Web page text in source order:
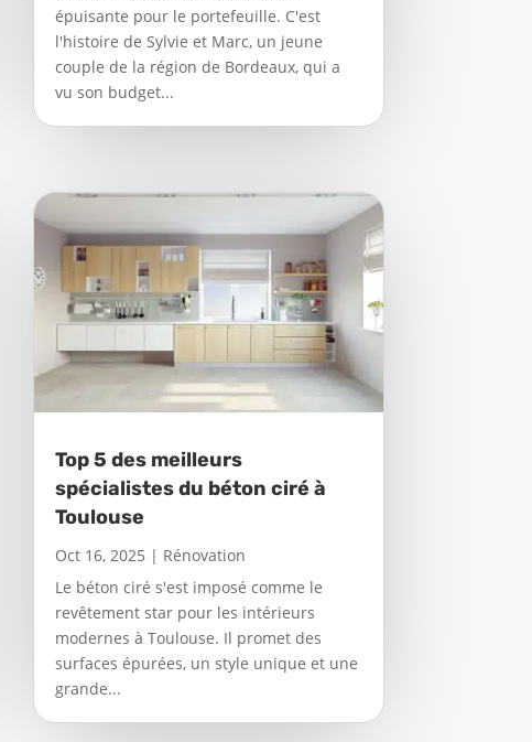
épuisante pour le portefeuille. C'est
l'histoire de Sylvie et Marc, un jeune
couple de la région de Bordeaux, qui a
vu son budget...
Top 5 des meilleurs
spécialistes du béton ciré à
Toulouse
Oct 16, 2025 | Rénovation
Le béton ciré s'est imposé comme le
revêtement star pour les intérieurs
modernes à Toulouse. Il promet des
surfaces épurées, un style unique et une
grande...